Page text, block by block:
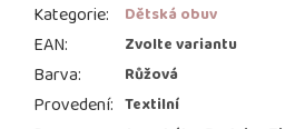
Kategorie: Dětská obuv
EAN: Zvolte variantu
Barva: Růžová
Provedení: Textilní